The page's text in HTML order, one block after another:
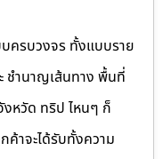
ครบวงจร ทั้งแบบราย
ชำนาญเส้นทาง พื้นที่
หวัด ทริป ไหนๆ ก็
ค้าจะได้รับทั้งความ